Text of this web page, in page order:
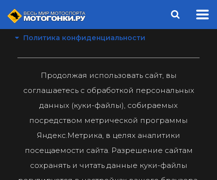
Политика конфиденциальности
Продолжая использовать сайт, вы
соглашаетесь с обработкой персональных
данных (куки-файлы), собираемых
посредством метрической программы
Яндекс.Метрика, в целях аналитики
посещаемости сайта. Разрешение сайтам
сохранять и читать данные куки-файлы